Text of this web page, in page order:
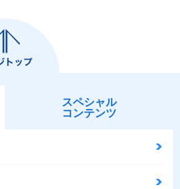
スペシャル
コンテンツ